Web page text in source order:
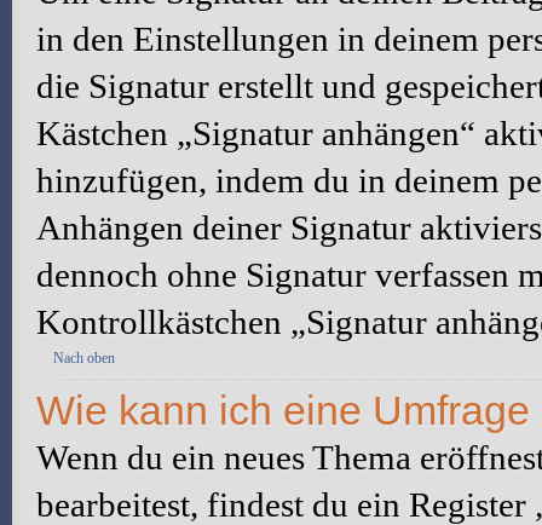
in den Einstellungen in deinem
die Signatur erstellt und
Kästchen „Signatur anhängen“
hinzufügen, indem du in deinem
Anhängen deiner Signatur
dennoch ohne Signatur verfassen
Kontrollkästchen „Signatur
Nach oben
Wie kann ich eine
Wenn du ein neues Thema
bearbeitest, findest du ein